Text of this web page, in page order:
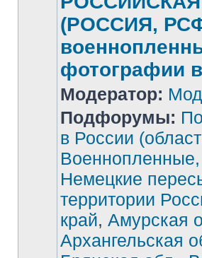
(РОССИЯ,
фотографии
Модератор:
Подфорумы:
в России
Немецкие
территории
край, Амурская
Архангельская